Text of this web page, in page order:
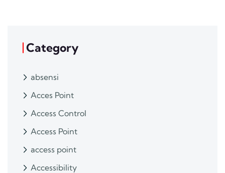
Category
absensi
Acces Point
Access Control
Access Point
access point
Accessibility